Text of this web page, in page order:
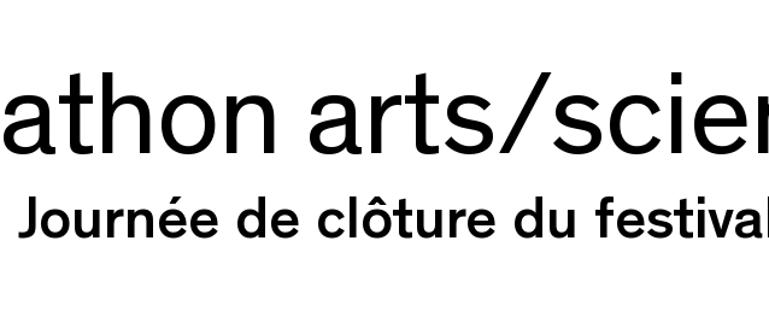
arts/
Journée de clôture du